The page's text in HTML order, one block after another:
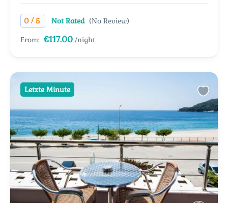
0 /5 Not Rated (No Review)
From: €117.00 /night
Letzte Minute